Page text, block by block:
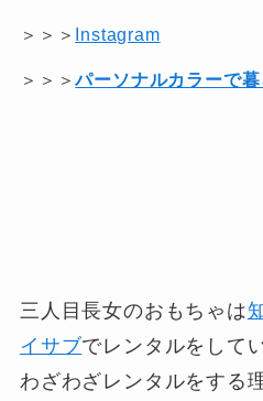
＞＞＞ Instagram
＞＞＞パーソナルカラーで
三人目長女のおもちゃは
イサブでレンタルをして
わざわざレンタルをする